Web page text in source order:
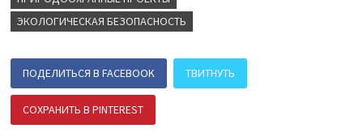
ЭКОЛОГИЧЕСКАЯ БЕЗОПАСНОСТЬ
ПОДЕЛИТЬСЯ В FACEBOOK ТВИТНУТЬ
СОХРАНИТЬ В PINTEREST